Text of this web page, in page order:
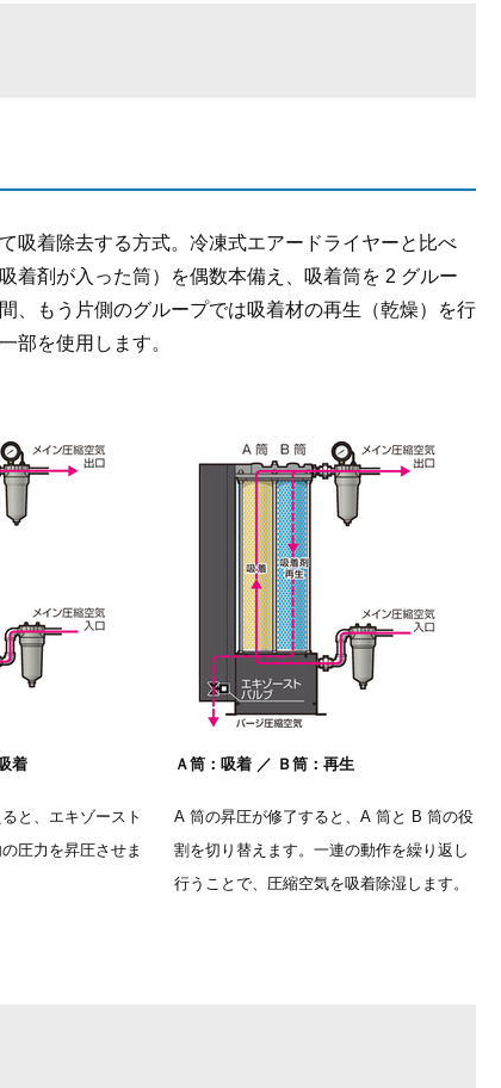
吸着除去する方式。冷凍式エアードライヤーと比べ
着剤が入った筒）を偶数本備え、吸着筒を 2 グルー
、もう片側のグループでは吸着材の再生（乾燥）を行
部を使用します。
着
と、エキゾースト
圧力を昇圧させま
Ａ筒：吸着 ／ Ｂ筒：再生
A 筒の昇圧が修了すると、A 筒と B 筒の役
割を切り替えます。一連の動作を繰り返し
行うことで、圧縮空気を吸着除湿します。